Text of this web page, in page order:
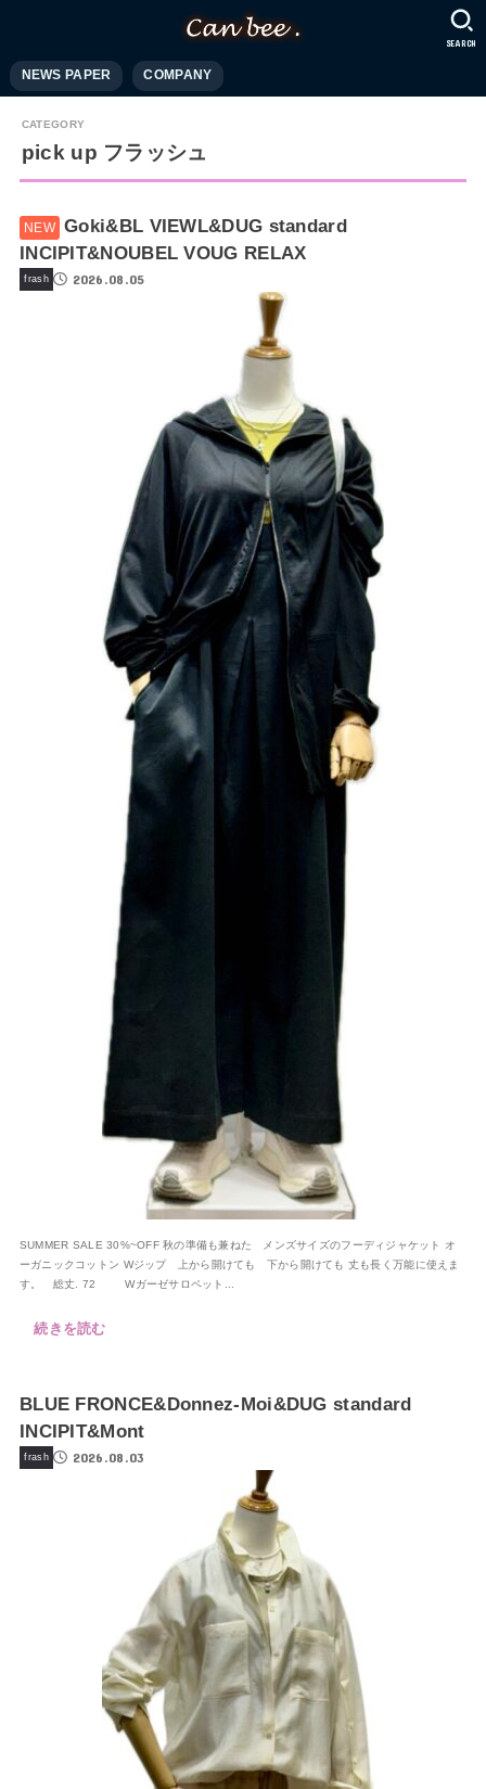
NEWS PAPER COMPANY
SEARCH
pick up フラッシュ
Goki&BL VIEWL&DUG standard
INCIPIT&NOUBEL VOUG RELAX
frash 2026.08.05
SUMMER SALE 30%~OFF 秋の準備も兼ねた メンズサイズのフーディジャケット オ
ーガニックコットン Wジップ 上から開けても 下から開けても 丈も長く万能に使えま
す。 総丈. 72 Wガーゼサロペット...
続きを読む
BLUE FRONCE&Donnez-Moi&DUG standard
INCIPIT&Mont
frash 2026.08.03